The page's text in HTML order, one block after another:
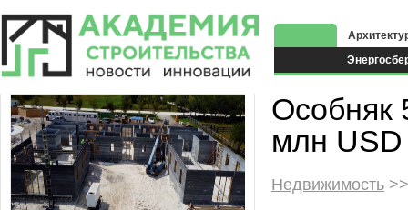
Особняк
млн USD
Недвижимость